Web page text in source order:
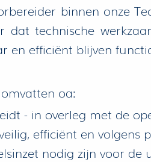
binnen onze
dat technische
en efficiënt blijven
oa:
- in overleg met de
efficiënt en
nodig zijn voor de